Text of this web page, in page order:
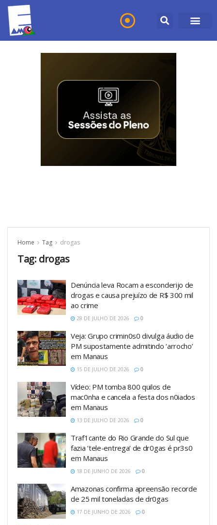
Home Tag drogas
Tag: drogas
Denúncia leva Rocam a esconderijo de
drogas e causa prejuízo de R$ 300 mil
ao crime
28 DE JULHO DE 2026 0
Veja: Grupo crimin0s0 divulga áudio de
PM supostamente admitindo ‘arrocho’
em Manaus
15 DE JULHO DE 2026 0
Vídeo: PM tomba 800 quilos de
mac0nha e cancela a festa dos n0iados
em Manaus
13 DE JULHO DE 2026 0
Traf1cante do Rio Grande do Sul que
fazia ‘tele-entrega’ de dr0gas é pr3s0
em Manaus
18 DE JUNHO DE 2026 0
Amazonas confirma apreensão recorde
de 25 mil toneladas de dr0gas
17 DE JUNHO DE 2026 0